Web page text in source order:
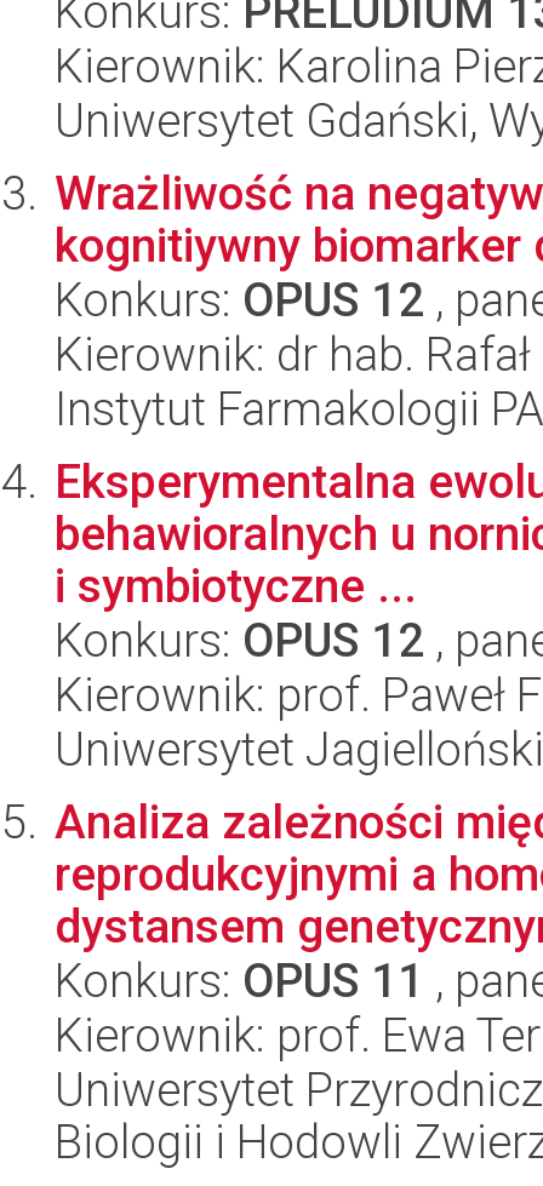
Konkurs: PRELUDIUM
Kierownik: Karolina
Uniwersytet Gdański,
Wrażliwość na
kognitiywny
Konkurs: OPUS 12 ,
Kierownik: dr hab. Rafał
Instytut Farmakologii
Eksperymentalna
behawioralnych u
i symbiotyczne ...
Konkurs: OPUS 12 ,
Kierownik: prof. Paweł
Uniwersytet
Analiza zależności
reprodukcyjnymi a
dystansem
Konkurs: OPUS 11 ,
Kierownik: prof. Ewa
Uniwersytet
Biologii i Hodowli